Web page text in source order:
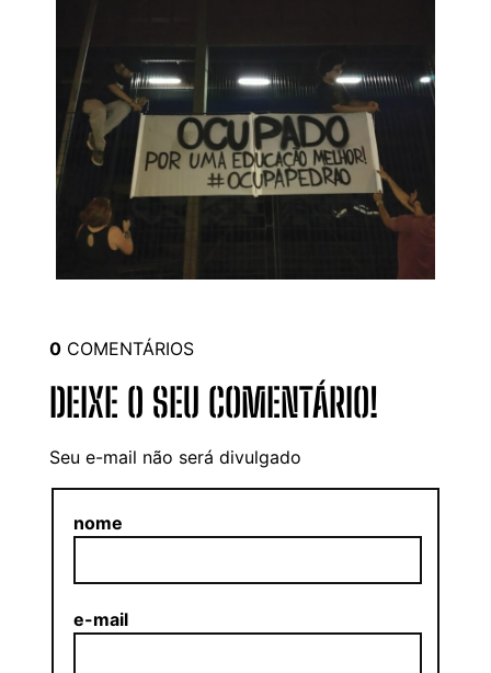
0COMENTÁRIOS
DEIXE O SEU COMENTÁRIO!
Seu e-mail não será divulgado
nome
e-mail